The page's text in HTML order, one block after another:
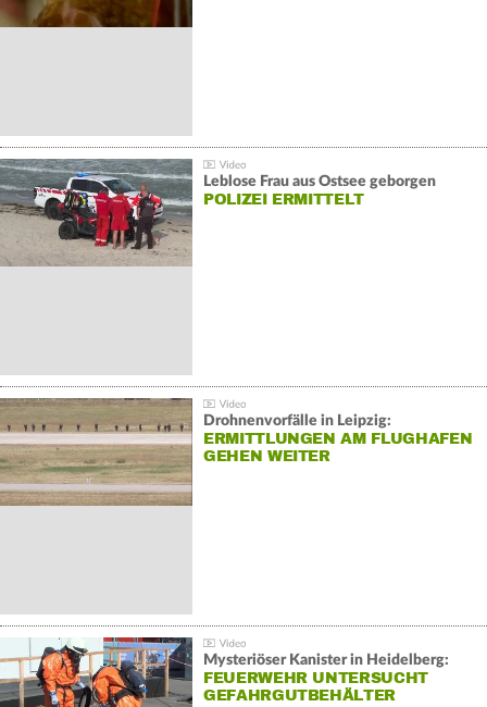
Leblose Frau aus Ostsee geborgen
POLIZEI ERMITTELT
Drohnenvorfälle in Leipzig:
ERMITTLUNGEN AM FLUGHAFEN
GEHEN WEITER
Mysteriöser Kanister in Heidelberg:
FEUERWEHR UNTERSUCHT
GEFAHRGUTBEHÄLTER